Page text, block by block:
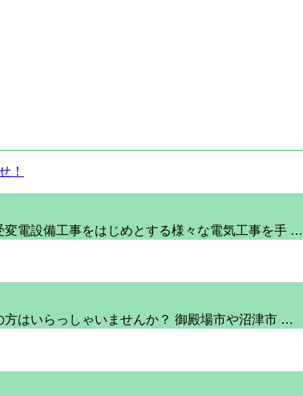
電設備工事をはじめとする様々な電気工事を手 …
はいらっしゃいませんか？ 御殿場市や沼津市 …